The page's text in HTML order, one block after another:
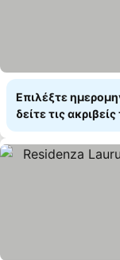
Επιλέξτε
δείτε τις ακριβείς